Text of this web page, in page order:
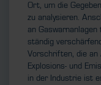
Ort, um die
zu analysieren.
an
ständig
Vorschriften, die
Explosions- und
in der Industrie ist